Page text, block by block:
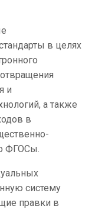
в целях
и
а также
в
ФГОСы.
систему
правки в